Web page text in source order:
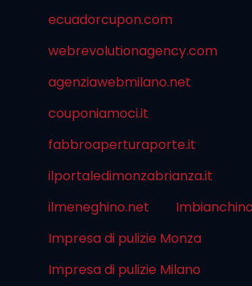
ecuadorcupon.com
webrevolutionagency.com
agenziawebmilano.net
couponiamoci.it
fabbroaperturaporte.it
ilportaledimonzabrianza.it
ilmeneghino.net
Impresa di pulizie Monza
Impresa di pulizie Milano